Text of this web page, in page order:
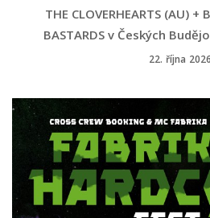
THE CLOVERHEARTS (AU) +
BASTARDS v Českých
22. října 2026